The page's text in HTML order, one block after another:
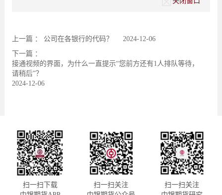
上一篇 ： 公司在各银行的代码？
2024-12-06
下一篇 ：
接通视频的界面，为什么一直提示“您前方还有1人排队等待，
请稍后”？
2024-12-06
扫一扫下载
扫一扫关注
扫一扫关注